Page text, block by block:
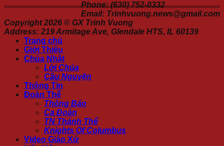
Phone: (630) 752-0332
Email: Trinhvuong.news@gmail.com
Copyright 2026 © GX Trinh Vuong
Address: 219 Armitage Ave, Glendale HTS, IL 60139
Trang chủ
Giới Thiệu
Chúa Nhật
Lời Chúa
Cầu Nguyện
Thông Tin
Đoàn Thể
Thông Báo
Ca Đoàn
TN Thánh Thể
Knights Of Columbus
Video Giáo Xứ